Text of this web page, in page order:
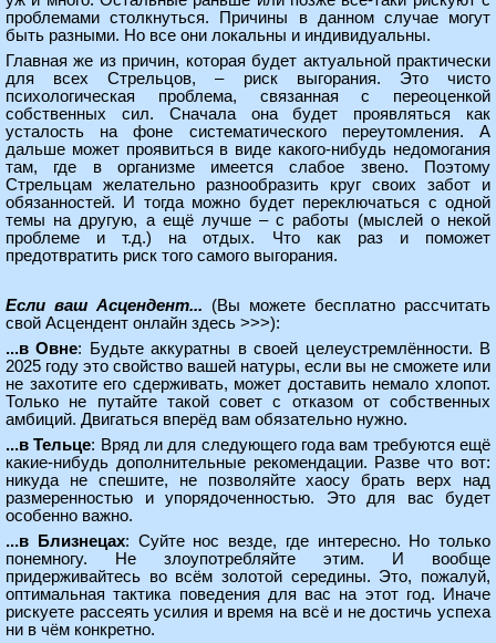
проблемами столкнуться. Причины в данном случае могут
быть разными. Но все они локальны и индивидуальны.
Главная же из причин, которая будет актуальной практически
для всех Стрельцов, – риск выгорания. Это чисто
психологическая проблема, связанная с переоценкой
собственных сил. Сначала она будет проявляться как
усталость на фоне систематического переутомления. А
дальше может проявиться в виде какого-нибудь недомогания
там, где в организме имеется слабое звено. Поэтому
Стрельцам желательно разнообразить круг своих забот и
обязанностей. И тогда можно будет переключаться с одной
темы на другую, а ещё лучше – с работы (мыслей о некой
проблеме и т.д.) на отдых. Что как раз и поможет
предотвратить риск того самого выгорания.
Если ваш Асцендент... (Вы можете бесплатно рассчитать
свой Асцендент онлайн здесь >>>):
...в Овне: Будьте аккуратны в своей целеустремлённости. В
2025 году это свойство вашей натуры, если вы не сможете или
не захотите его сдерживать, может доставить немало хлопот.
Только не путайте такой совет с отказом от собственных
амбиций. Двигаться вперёд вам обязательно нужно.
...в Тельце: Вряд ли для следующего года вам требуются ещё
какие-нибудь дополнительные рекомендации. Разве что вот:
никуда не спешите, не позволяйте хаосу брать верх над
размеренностью и упорядоченностью. Это для вас будет
особенно важно.
...в Близнецах: Суйте нос везде, где интересно. Но только
понемногу. Не злоупотребляйте этим. И вообще
придерживайтесь во всём золотой середины. Это, пожалуй,
оптимальная тактика поведения для вас на этот год. Иначе
рискуете рассеять усилия и время на всё и не достичь успеха
ни в чём конкретно.